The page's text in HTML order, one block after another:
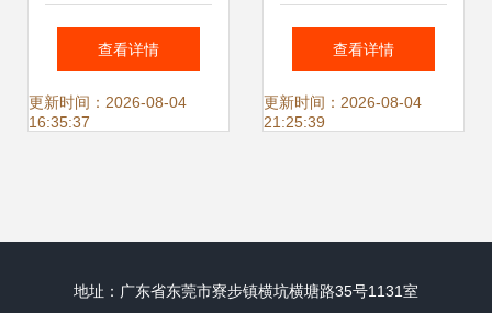
公司团队 以电线电
缆技术开发，助力
查看详情
更新时间：2026-08-04
16:35:37
世界首条35千伏公
里级超导电缆落
查看详情
更新时间：2026-08-04
21:25:39
地址：广东省东莞市寮步镇横坑横塘路35号1131室